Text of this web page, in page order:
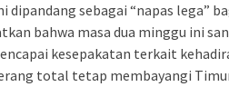
dipandang sebagai “napas lega”
bahwa masa dua minggu ini
kesepakatan terkait
total tetap membayangi